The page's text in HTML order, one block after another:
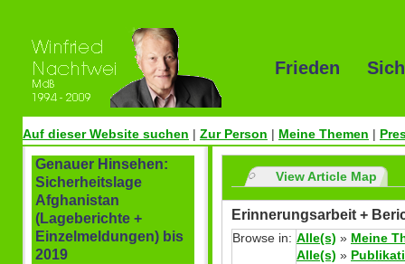
Frieden
Auf dieser Website suchen | Zur Person | Meine Themen |
Genauer Hinsehen:
Sicherheitslage
Afghanistan
(Lageberichte +
Einzelmeldungen) bis
2019
View Article Map
Erinnerungsarbeit +
Browse in: Alle(s) » Meine
Alle(s) »